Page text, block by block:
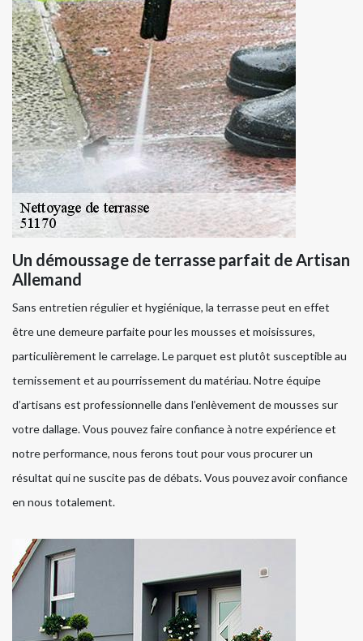
Un démoussage de terrasse parfait de Artisan
Allemand
Sans entretien régulier et hygiénique, la terrasse peut en effet
être une demeure parfaite pour les mousses et moisissures,
particulièrement le carrelage. Le parquet est plutôt susceptible au
ternissement et au pourrissement du matériau. Notre équipe
d’artisans est professionnelle dans l’enlèvement de mousses sur
votre dallage. Vous pouvez faire confiance à notre expérience et
notre performance, nous ferons tout pour vous procurer un
résultat qui ne suscite pas de débats. Vous pouvez avoir confiance
en nous totalement.